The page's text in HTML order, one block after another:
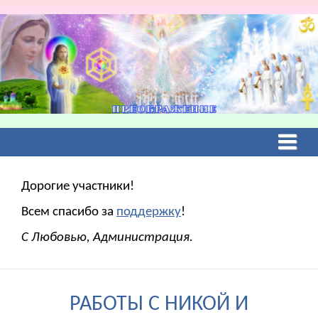
Дорогие участники!
Всем спасибо за поддержку!
С Любовью, Администрация.
РАБОТЫ С НИКОЙ И